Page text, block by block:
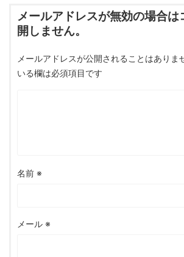
メールアドレスが無効の場合は
開しません。
メールアドレスが公開されることはありま
いる欄は必須項目です
名前 ※
メール ※